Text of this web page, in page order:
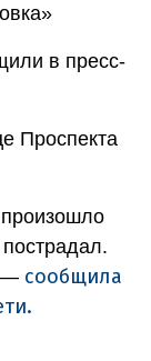
в пресс-
Проспекта
— сообщила